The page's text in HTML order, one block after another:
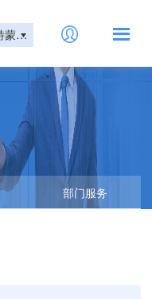
杜尔伯特蒙古族自治县
部门服务